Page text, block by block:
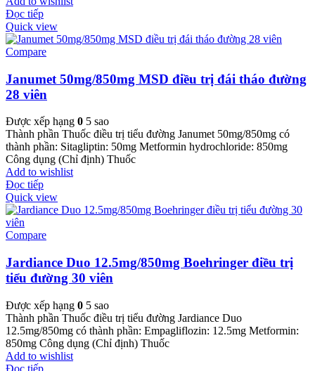
Đọc tiếp
Quick view
Compare
Janumet 50mg/850mg MSD điều trị đái tháo đường
28 viên
Được xếp hạng 0 5 sao
Thành phần Thuốc điều trị tiểu đường Janumet 50mg/850mg có
thành phần: Sitagliptin: 50mg Metformin hydrochloride: 850mg
Công dụng (Chỉ định) Thuốc
Add to wishlist
Đọc tiếp
Quick view
Compare
Jardiance Duo 12.5mg/850mg Boehringer điều trị
tiểu đường 30 viên
Được xếp hạng 0 5 sao
Thành phần Thuốc điều trị tiểu đường Jardiance Duo
12.5mg/850mg có thành phần: Empagliflozin: 12.5mg Metformin:
850mg Công dụng (Chỉ định) Thuốc
Add to wishlist
Đọc tiếp